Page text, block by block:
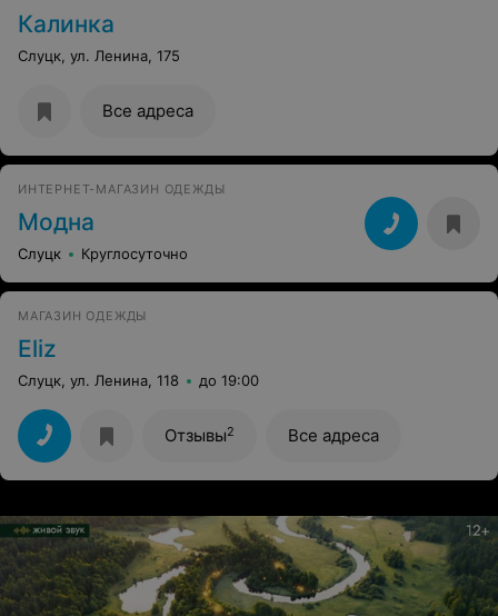
Калинка
Слуцк, ул. Ленина, 175
Все адреса
ИНТЕРНЕТ-МАГАЗИН ОДЕЖДЫ
Модна
Слуцк Круглосуточно
МАГАЗИН ОДЕЖДЫ
Eliz
Слуцк, ул. Ленина, 118 до 19:00
Отзывы2 Все адреса